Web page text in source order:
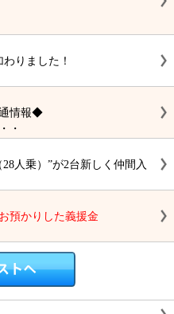
りました！
情報◆
・
人乗）”が2台新しく仲間入
預かりした義援金